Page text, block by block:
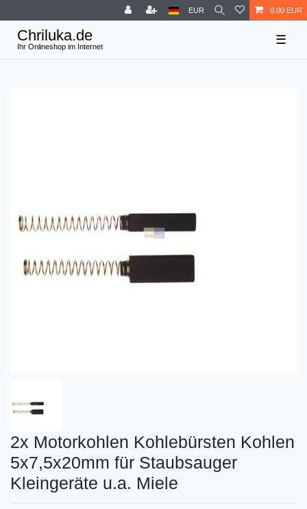
EUR 0,00 EUR
☰
2x Motorkohlen Kohlebürsten Kohlen
5x7,5x20mm für Staubsauger
Kleingeräte u.a. Miele